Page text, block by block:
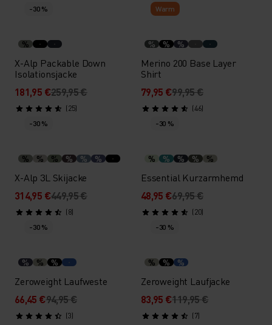
-30 %
%
X-Alp Packable Down
Isolationsjacke
181,95 €259,95 €
(25)
Warm
% % %
Merino 200 Base Layer
Shirt
79,95 €99,95 €
(46)
-30 %
% % % % % %
X-Alp 3L Skijacke
314,95 €449,95 €
(8)
-30 %
% % % % %
Essential Kurzarmhemd
48,95 €69,95 €
(20)
-30 %
% % %
Zeroweight Laufweste
66,45 €94,95 €
(3)
-30 %
% % %
Zeroweight Laufjacke
83,95 €119,95 €
(7)